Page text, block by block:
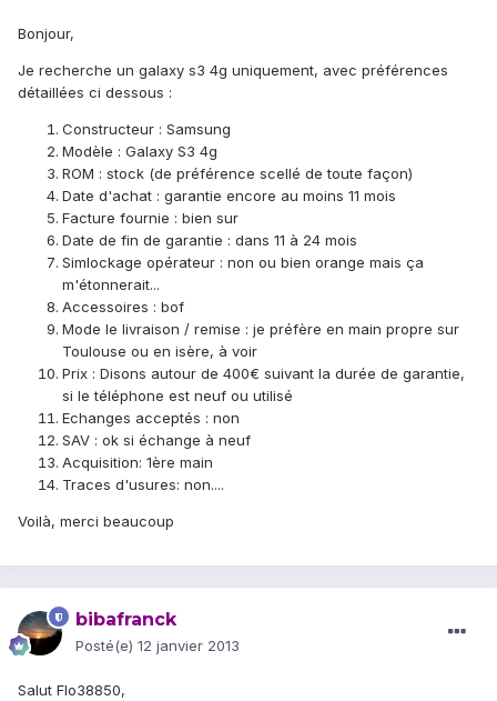
Bonjour,
Je recherche un galaxy s3 4g uniquement, avec préférences
détaillées ci dessous :
Constructeur : Samsung
Modèle : Galaxy S3 4g
ROM : stock (de préférence scellé de toute façon)
Date d'achat : garantie encore au moins 11 mois
Facture fournie : bien sur
Date de fin de garantie : dans 11 à 24 mois
Simlockage opérateur : non ou bien orange mais ça
m'étonnerait...
Accessoires : bof
Mode le livraison / remise : je préfère en main propre sur
Toulouse ou en isère, à voir
Prix : Disons autour de 400€ suivant la durée de garantie,
si le téléphone est neuf ou utilisé
Echanges acceptés : non
SAV : ok si échange à neuf
Acquisition: 1ère main
Traces d'usures: non....
Voilà, merci beaucoup
bibafranck
Posté(e) 12 janvier 2013
Salut Flo38850,